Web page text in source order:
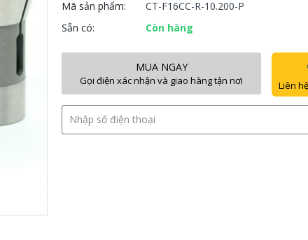
Mã sản phẩm:
CT-F16CC-R-10.200-P
Sẵn có:
Còn hàng
MUA NGAY
Gọi điện xác nhận và giao hàng tận nơi Liên